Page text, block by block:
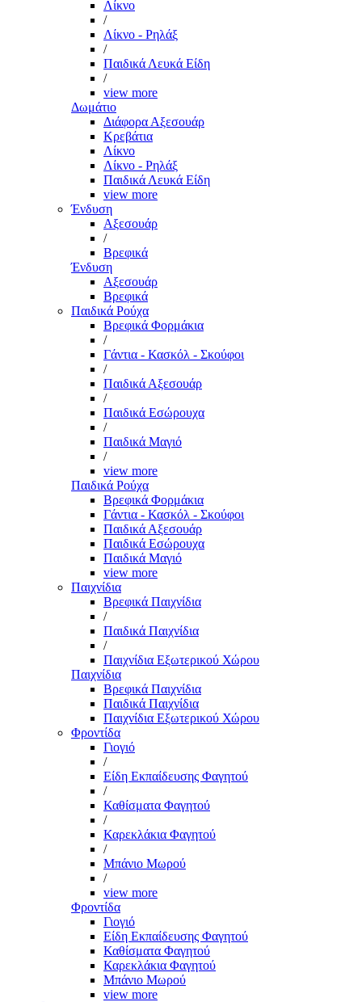
Λίκνο
/
Λίκνο - Ρηλάξ
/
Παιδικά Λευκά Είδη
/
view more
Δωμάτιο
Διάφορα Αξεσουάρ
Κρεβάτια
Λίκνο
Λίκνο - Ρηλάξ
Παιδικά Λευκά Είδη
view more
Ένδυση
Αξεσουάρ
/
Βρεφικά
Ένδυση
Αξεσουάρ
Βρεφικά
Παιδικά Ρούχα
Βρεφικά Φορμάκια
/
Γάντια - Κασκόλ - Σκούφοι
/
Παιδικά Αξεσουάρ
/
Παιδικά Εσώρουχα
/
Παιδικά Μαγιό
/
view more
Παιδικά Ρούχα
Βρεφικά Φορμάκια
Γάντια - Κασκόλ - Σκούφοι
Παιδικά Αξεσουάρ
Παιδικά Εσώρουχα
Παιδικά Μαγιό
view more
Παιχνίδια
Βρεφικά Παιχνίδια
/
Παιδικά Παιχνίδια
/
Παιχνίδια Εξωτερικού Χώρου
Παιχνίδια
Βρεφικά Παιχνίδια
Παιδικά Παιχνίδια
Παιχνίδια Εξωτερικού Χώρου
Φροντίδα
Γιογιό
/
Είδη Εκπαίδευσης Φαγητού
/
Καθίσματα Φαγητού
/
Καρεκλάκια Φαγητού
/
Μπάνιο Μωρού
/
view more
Φροντίδα
Γιογιό
Είδη Εκπαίδευσης Φαγητού
Καθίσματα Φαγητού
Καρεκλάκια Φαγητού
Μπάνιο Μωρού
view more